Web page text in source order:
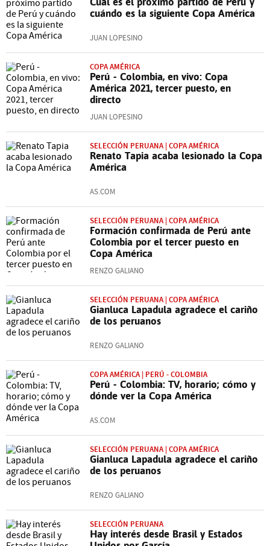
cuándo es la siguiente Copa América
JUAN LOPESINO
COPA AMÉRICA
Perú - Colombia, en vivo: Copa
América 2021, tercer puesto, en
directo
JUAN LOPESINO
SELECCIÓN PERUANA | COPA AMÉRICA
Renato Tapia acaba lesionado la Copa
América
AS.COM
SELECCIÓN PERUANA | COPA AMÉRICA
Formación confirmada de Perú ante
Colombia por el tercer puesto en
Copa América
RENZO GALIANO
SELECCIÓN PERUANA | COPA AMÉRICA
Gianluca Lapadula agradece el cariño
de los peruanos
RENZO GALIANO
COPA AMÉRICA | PERÚ - COLOMBIA
Perú - Colombia: TV, horario; cómo y
dónde ver la Copa América
AS.COM
SELECCIÓN PERUANA | COPA AMÉRICA
Gianluca Lapadula agradece el cariño
de los peruanos
RENZO GALIANO
SELECCIÓN PERUANA
Hay interés desde Brasil y Estados